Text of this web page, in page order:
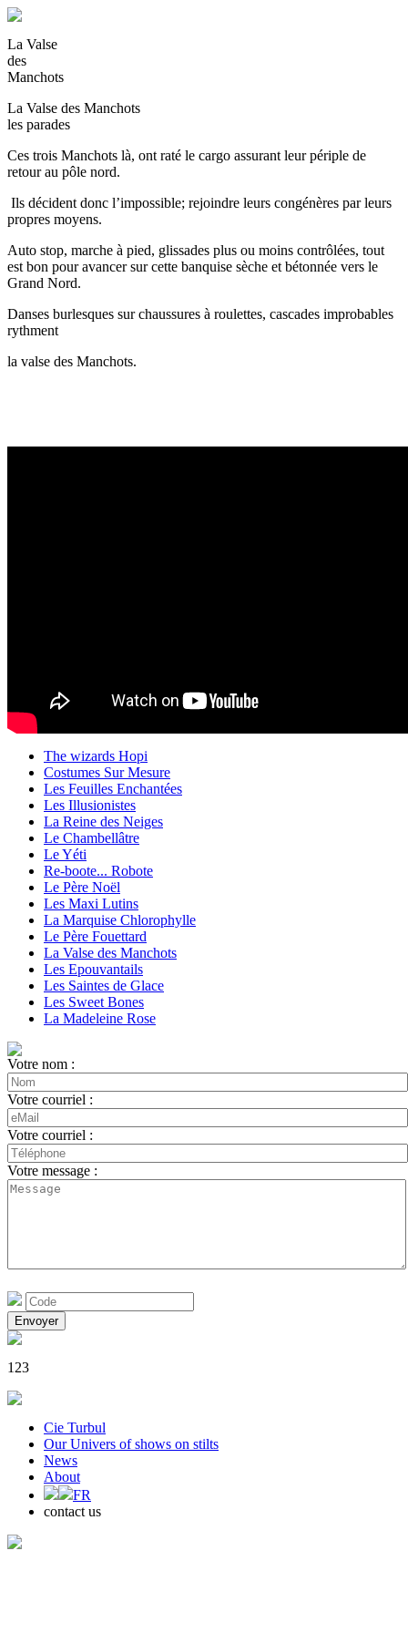
La Valse
des
Manchots
La Valse des Manchots
les parades
Ces trois Manchots là, ont raté le cargo assurant leur périple de
retour au pôle nord.
Ils décident donc l’impossible; rejoindre leurs congénères par leurs
propres moyens.
Auto stop, marche à pied, glissades plus ou moins contrôlées, tout
est bon pour avancer sur cette banquise sèche et bétonnée vers le
Grand Nord.
Danses burlesques sur chaussures à roulettes, cascades improbables
rythment
la valse des Manchots.
The wizards Hopi
Costumes Sur Mesure
Les Feuilles Enchantées
Les Illusionistes
La Reine des Neiges
Le Chambellâtre
Le Yéti
Re-boote... Robote
Le Père Noël
Les Maxi Lutins
La Marquise Chlorophylle
Le Père Fouettard
La Valse des Manchots
Les Epouvantails
Les Saintes de Glace
Les Sweet Bones
La Madeleine Rose
Votre nom :
Votre courriel :
Votre courriel :
Votre message :
123
Cie Turbul
Our Univers of shows on stilts
News
About
FR
contact us